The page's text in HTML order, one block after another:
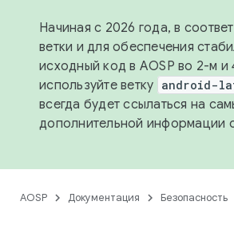
Начиная с 2026 года, в
ветки и для обеспечения
исходный код в AOSP во 2-м и
используйте ветку android-
всегда будет ссылаться на
дополнительной информации
AOSP Документация Безопасность